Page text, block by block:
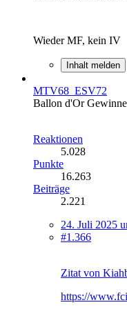
Wieder MF, kein IV
Inhalt melden
MTV68_ESV72
Ballon d'Or
Reaktionen
5.028
Punkte
16.263
Beiträge
2.221
24. Juli 2025
#1.366
Zitat von
https://